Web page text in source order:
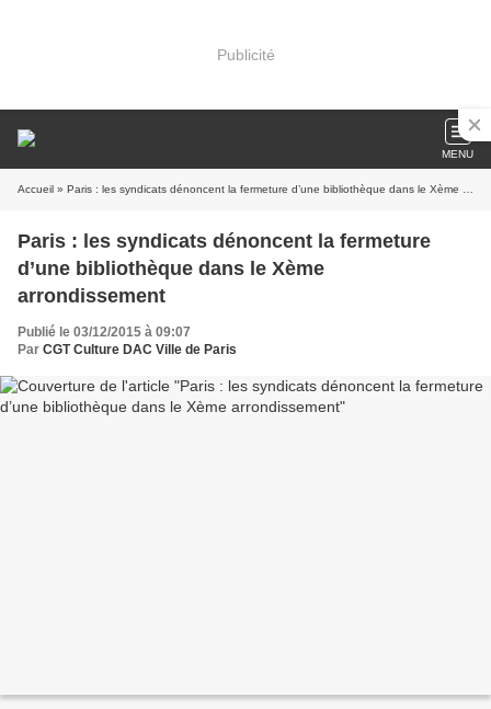
Publicité
MENU
Accueil » Paris : les syndicats dénoncent la fermeture d’une bibliothèque dans le Xème arrondissement
Paris : les syndicats dénoncent la fermeture
d’une bibliothèque dans le Xème
arrondissement
Publié le 03/12/2015 à 09:07
Par CGT Culture DAC Ville de Paris